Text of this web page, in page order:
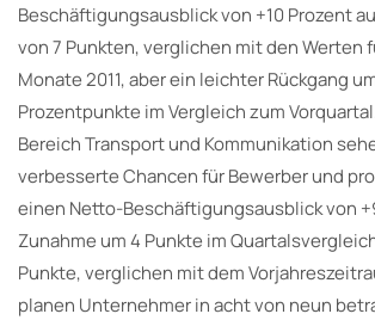
Beschäftigungsausblick von +10 Prozent
von 7 Punkten, verglichen mit den Werten
Monate 2011, aber ein leichter Rückgang
Prozentpunkte im Vergleich zum
Bereich Transport und Kommunikation
verbesserte Chancen für Bewerber und
einen Netto-Beschäftigungsausblick von
Zunahme um 4 Punkte im
Punkte, verglichen mit dem
planen Unternehmer in acht von neun